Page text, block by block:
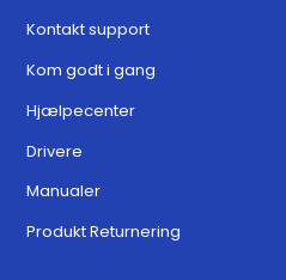
Kontakt support
Kom godt i gang
Hjælpecenter
Drivere
Manualer
Produkt Returnering